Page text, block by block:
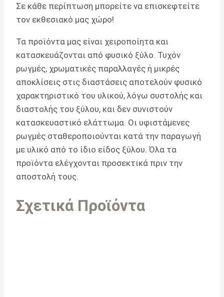
Σε κάθε περίπτωση μπορείτε να επισκεφτείτε
τον εκθεσιακό μας χώρο!
Τα προϊόντα μας είναι χειροποίητα και
κατασκευάζονται από φυσικό ξύλο. Τυχόν
ρωγμές, χρωματικές παραλλαγές ή μικρές
αποκλίσεις στις διαστάσεις αποτελούν φυσικό
χαρακτηριστικό του υλικού, λόγω συστολής και
διαστολής του ξύλου, και δεν συνιστούν
κατασκευαστικό ελάττωμα. Οι υφιστάμενες
ρωγμές σταθεροποιούνται κατά την παραγωγή
με υλικό από το ίδιο είδος ξύλου. Όλα τα
προϊόντα ελέγχονται προσεκτικά πριν την
αποστολή τους.
Σχετικά Προϊόντα